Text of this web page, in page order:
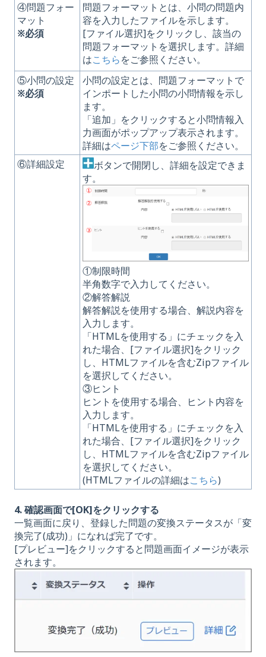
④問題フォー
マット
※必須
問題フォーマットとは、小問の問題内
容を入力したファイルを示します。
[ファイル選択]をクリックし、該当の
問題フォーマットを選択します。詳細
はこちらをご参照ください。
⑤小問の設定
※必須
小問の設定とは、問題フォーマットで
インポートした小問の小問情報を示し
ます。
「追加」をクリックすると小問情報入
力画面がポップアップ表示されます。
詳細はページ下部をご参照ください。
⑥詳細設定
ボタンで開閉し、詳細を設定できま
す。
①制限時間
半角数字で入力してください。
②解答解説
解答解説を使用する場合、解説内容を
入力します。
「HTMLを使用する」にチェックを入
れた場合、[ファイル選択]をクリック
し、HTMLファイルを含むZipファイル
を選択してください。
③ヒント
ヒントを使用する場合、ヒント内容を
入力します。
「HTMLを使用する」にチェックを入
れた場合、[ファイル選択]をクリック
し、HTMLファイルを含むZipファイル
を選択してください。
(HTMLファイルの詳細はこちら)
4. 確認画面で[OK]をクリックする
一覧画面に戻り、登録した問題の変換ステータスが「変
換完了(成功)」になれば完了です。
[プレビュー]をクリックすると問題画面イメージが表示
されます。